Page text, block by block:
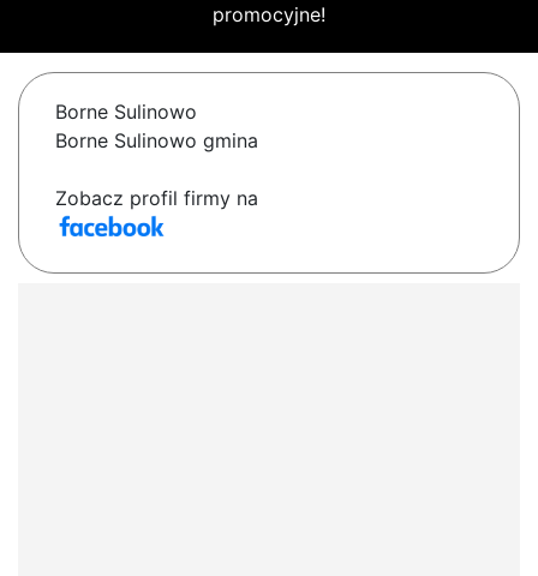
promocyjne!
Borne Sulinowo
Borne Sulinowo gmina
Zobacz profil firmy na